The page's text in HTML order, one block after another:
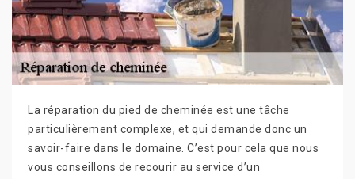
La réparation du pied de cheminée est une tâche
particulièrement complexe, et qui demande donc un
savoir-faire dans le domaine. C’est pour cela que nous
vous conseillons de recourir au service d’un